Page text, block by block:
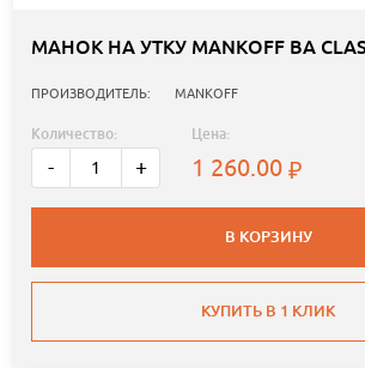
МАНОК НА УТКУ MANKOFF BA
ПРОИЗВОДИТЕЛЬ: MANKOFF
Количество:
- +
Цена:
1 260.00
В КОРЗИНУ
КУПИТЬ В 1 КЛИК